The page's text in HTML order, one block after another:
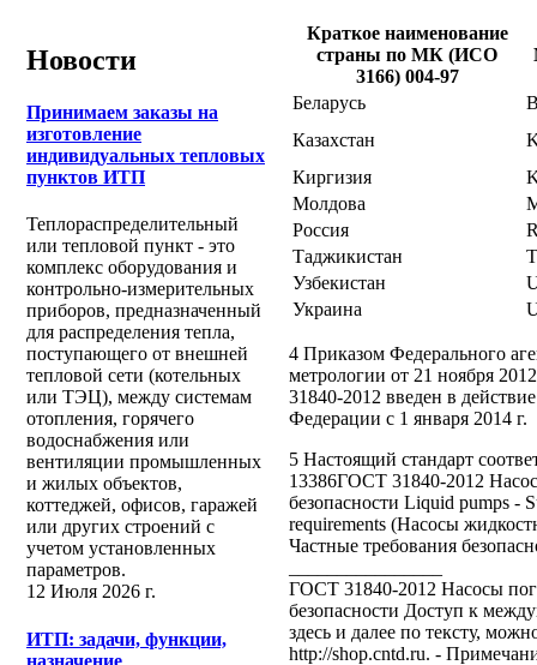
Новости
Принимаем заказы на
изготовление
индивидуальных тепловых
пунктов ИТП
Теплораспределительный
или тепловой пункт - это
комплекс оборудования и
контрольно-измерительных
приборов, предназначенный
для распределения тепла,
поступающего от внешней
тепловой сети (котельных
или ТЭЦ), между системам
отопления, горячего
водоснабжения или
вентиляции промышленных
и жилых объектов,
коттеджей, офисов, гаражей
или других строений с
учетом установленных
параметров.
12 Июля 2026 г.
ИТП: задачи, функции,
назначение
Краткое наименование
страны по МК (ИСО
3166) 004-97
Беларусь
Казахстан
Киргизия
Молдова
Россия
Таджикистан
Узбекистан
Украина
4 Приказом Федерального
метрологии от 21 ноября
31840-2012 введен в
Федерации с 1 января 2014 г.
5 Настоящий стандарт
13386ГОСТ 31840-2012
безопасности Liquid pumps -
requirements (Насосы
Частные требования
ГОСТ 31840-2012 Насосы
безопасности Доступ к
здесь и далее по тексту,
http://shop.cntd.ru. -